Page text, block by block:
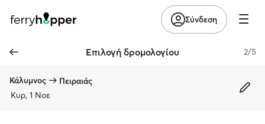
Σύνδεση
Επιλογή δρομολογίου 2/5
Κάλυμνος
Πειραιάς
Κυρ, 1 Νοε